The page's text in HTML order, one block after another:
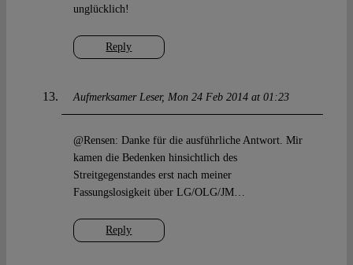
Reply
unglücklich!
Aufmerksamer Leser Mon 24 Feb 2014 at 01:23
Reply
@Rensen: Danke für die ausführliche Antwort. Mir
kamen die Bedenken hinsichtlich des
Streitgegenstandes erst nach meiner
Fassungslosigkeit über LG/OLG/JM…